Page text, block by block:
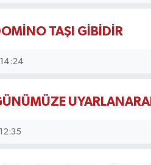
TAŞI GİBİDİR